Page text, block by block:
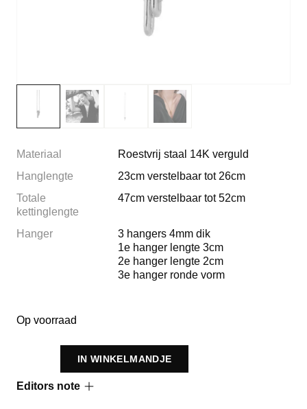
Materiaal
Roestvrij staal 14K verguld
Hanglengte
23cm verstelbaar tot 26cm
Totale
kettinglengte
47cm verstelbaar tot 52cm
Hanger
3 hangers 4mm dik
1e hanger lengte 3cm
2e hanger lengte 2cm
3e hanger ronde vorm
Op voorraad
IN WINKELMANDJE
Editors note